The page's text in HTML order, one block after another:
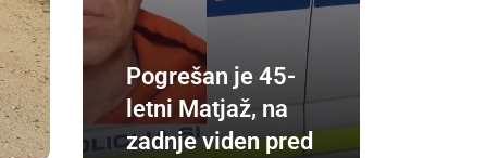
Pogrešan je 45-
letni Matjaž, na
zadnje viden pred